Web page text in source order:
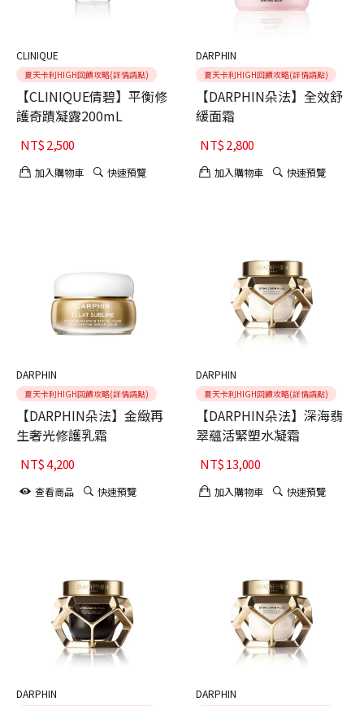
CLINIQUE
夏天卡利HIGH回饋攻略(詳情請點)
【CLINIQUE倩碧】平衡修
護奇蹟凝露200mL
NT$2,500
加入購物車 快速預覽
DARPHIN
夏天卡利HIGH回饋攻略(詳情請點)
【DARPHIN朵法】全效舒
緩面霜
NT$2,800
加入購物車 快速預覽
DARPHIN
夏天卡利HIGH回饋攻略(詳情請點)
【DARPHIN朵法】金緻再
生奢光修護乳霜
NT$4,200
查看商品 快速預覽
DARPHIN
夏天卡利HIGH回饋攻略(詳情請點)
【DARPHIN朵法】深海翡
翠蘊活緊塑水凝霜
NT$13,000
加入購物車 快速預覽
DARPHIN DARPHIN